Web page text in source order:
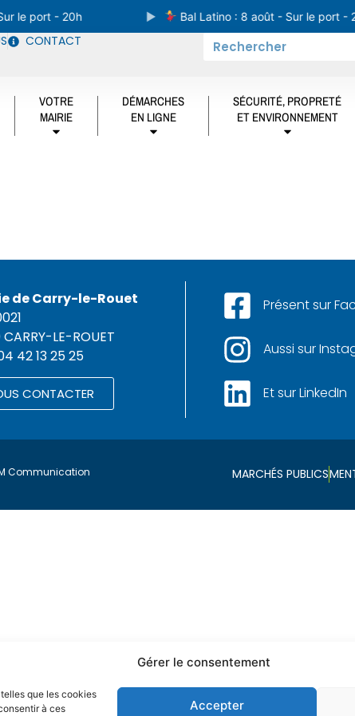
Gérer le consentement
que les cookies
à ces
Accepter
le port - 20h Bal Latino : 8 août - Sur le port -
CONTACT
VOTRE
MAIRIE
DÉMARCHES
EN LIGNE
SÉCURITÉ, PROPRETÉ
ET ENVIRONNEMENT
de Carry-le-Rouet
CARRY-LE-ROUET
42 13 25 25
CONTACTER
Présent sur
Aussi sur
Et sur LinkedIn
Communication MARCHÉS PUBLICS